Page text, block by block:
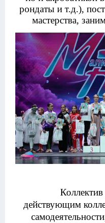
рондаты и т.д.),
мастерства,
Коллектив
действующим